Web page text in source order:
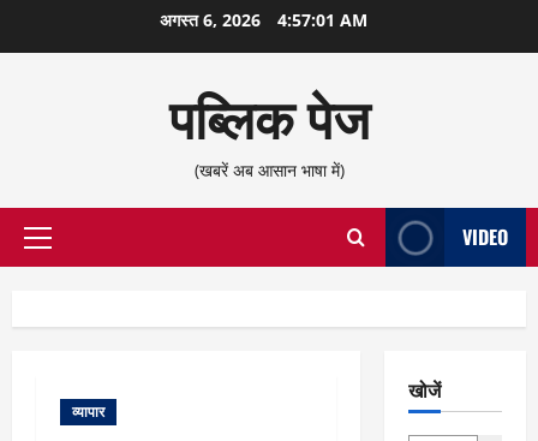
सामग्री
अगस्त 6, 2026 4:57:02 AM
पब्लिक पेज
(खबरें अब आसान भाषा में)
प्राथमिक
VIDEO
व्यापार
खोजें